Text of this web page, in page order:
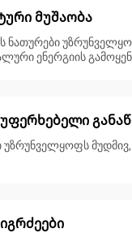
მუშაობა
ნათურები
ენერგიის
უზრუნველყოფს